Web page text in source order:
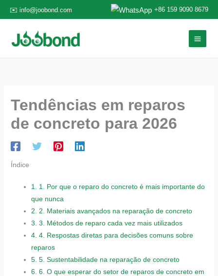
para
conteúdo
✉️ info@joobond.com +86 159 9090 8679
Tendências em reparos
de concreto para 2026
Índice
1. 1. Por que o reparo do concreto é mais importante do
que nunca
2. 2. Materiais avançados na reparação de concreto
3. 3. Métodos de reparo cada vez mais utilizados
4. 4. Respostas diretas para decisões comuns sobre
reparos
5. 5. Sustentabilidade na reparação de concreto
6. 6. O que esperar do setor de reparos de concreto em